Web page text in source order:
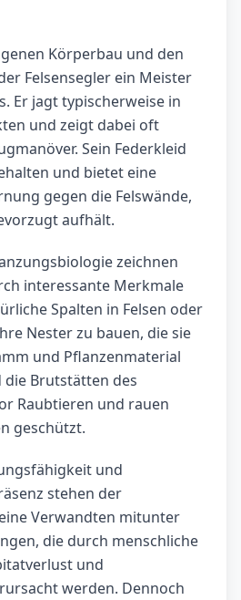
Körperbau und den
Felsensegler ein Meister
Er jagt typischerweise in
und zeigt dabei oft
Sein Federkleid
und bietet eine
gegen die Felswände,
aufhält.
zeichnen
interessante Merkmale
Spalten in Felsen oder
Nester zu bauen, die sie
und Pflanzenmaterial
die Brutstätten des
Raubtieren und rauen
geschützt.
und
stehen der
Verwandten mitunter
die durch menschliche
und
werden. Dennoch